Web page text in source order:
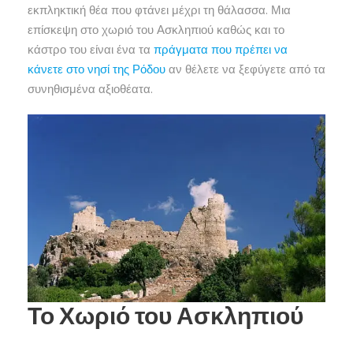
εκπληκτική θέα που φτάνει μέχρι τη θάλασσα. Μια
επίσκεψη στο χωριό του Ασκληπιού καθώς και το
κάστρο του είναι ένα τα πράγματα που πρέπει να
κάνετε στο νησί της Ρόδουαν θέλετε να ξεφύγετε από τα
συνηθισμένα αξιοθέατα.
Το Χωριό του Ασκληπιού